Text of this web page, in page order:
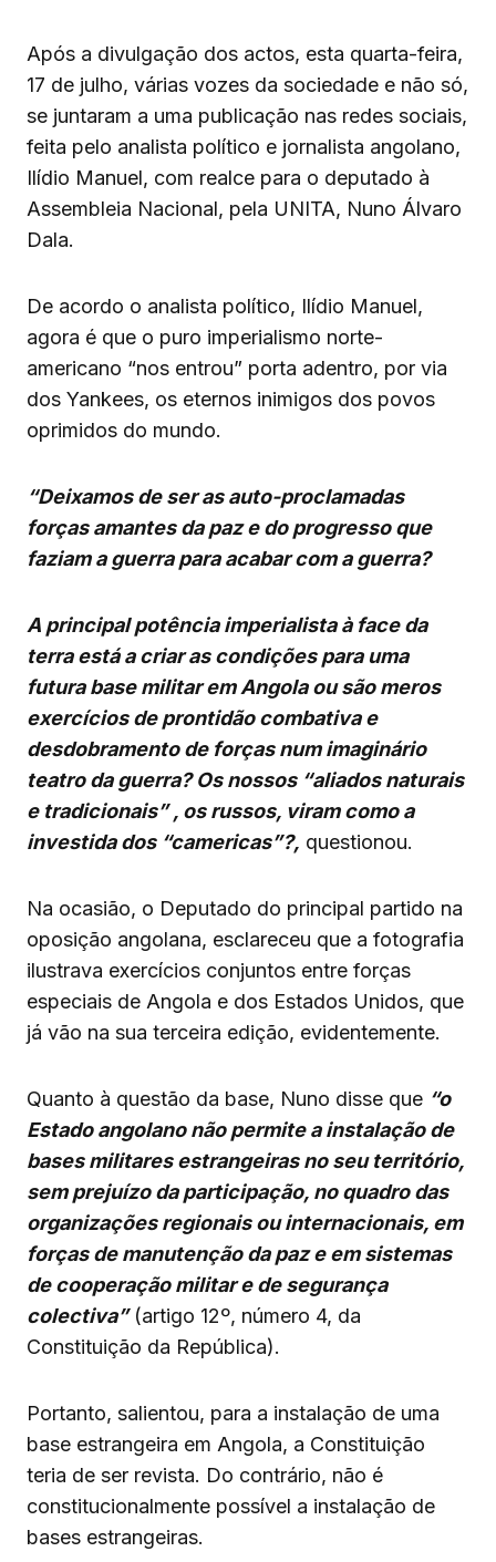
Após a divulgação dos actos, esta quarta-feira,
17 de julho, várias vozes da sociedade e não só,
se juntaram a uma publicação nas redes sociais,
feita pelo analista político e jornalista angolano,
Ilídio Manuel, com realce para o deputado à
Assembleia Nacional, pela UNITA, Nuno Álvaro
Dala.
De acordo o analista político, Ilídio Manuel,
agora é que o puro imperialismo norte-
americano “nos entrou” porta adentro, por via
dos Yankees, os eternos inimigos dos povos
oprimidos do mundo.
“Deixamos de ser as auto-proclamadas
forças amantes da paz e do progresso que
faziam a guerra para acabar com a guerra?
A principal potência imperialista à face da
terra está a criar as condições para uma
futura base militar em Angola ou são meros
exercícios de prontidão combativa e
desdobramento de forças num imaginário
teatro da guerra? Os nossos “aliados naturais
e tradicionais” , os russos, viram como a
investida dos “camericas”?, questionou.
Na ocasião, o Deputado do principal partido na
oposição angolana, esclareceu que a fotografia
ilustrava exercícios conjuntos entre forças
especiais de Angola e dos Estados Unidos, que
já vão na sua terceira edição, evidentemente.
Quanto à questão da base, Nuno disse que “o
Estado angolano não permite a instalação de
bases militares estrangeiras no seu território,
sem prejuízo da participação, no quadro das
organizações regionais ou internacionais, em
forças de manutenção da paz e em sistemas
de cooperação militar e de segurança
colectiva”(artigo 12º, número 4, da
Constituição da República).
Portanto, salientou, para a instalação de uma
base estrangeira em Angola, a Constituição
teria de ser revista. Do contrário, não é
constitucionalmente possível a instalação de
bases estrangeiras.